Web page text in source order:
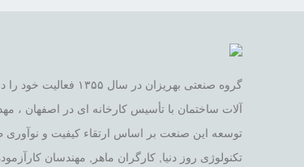
گروه صنعتی بهریزان
آلات ساختمان با تأسیس کارخانه ای در اصفهان ،
تکنولوژی روز دنیا, کارگران ماهر, مهندسان